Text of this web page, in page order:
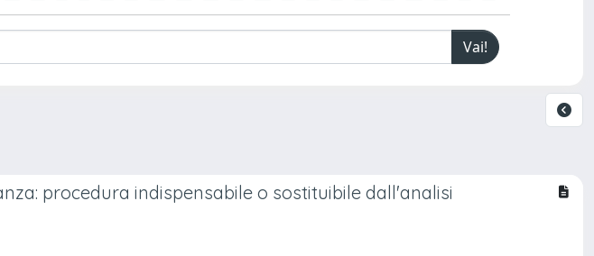
procedura indispensabile o sostituibile dall'analisi